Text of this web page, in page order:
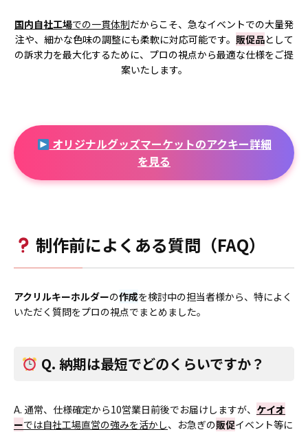
国内自社工場での一貫体制だからこそ、急なイベントでの大量発
注や、細かな色味の調整にも柔軟に対応可能です。 販促品として
の訴求力を最大化するために、プロの視点から最適な仕様をご提
案いたします。
オリジナルグッズマーケットのアクキー詳細
を見る
制作前によくある質問（FAQ）
アクリルキーホルダーの作成を検討中の担当者様から、特によく
いただく質問をプロの視点でまとめました。
Q. 納期は最短でどのくらいですか？
A. 通常、仕様確定から10営業日前後でお届けしますが、 ケイオ
ーでは自社工場直営の強みを活かし、お急ぎの販促イベント等に